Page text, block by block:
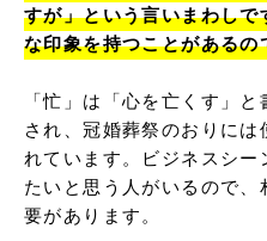
すが」という言いまわし
な印象を持つことがある
「忙」は「心を亡くす」
され、冠婚葬祭のおりに
れています。ビジネスシー
たいと思う人がいるので
要があります。